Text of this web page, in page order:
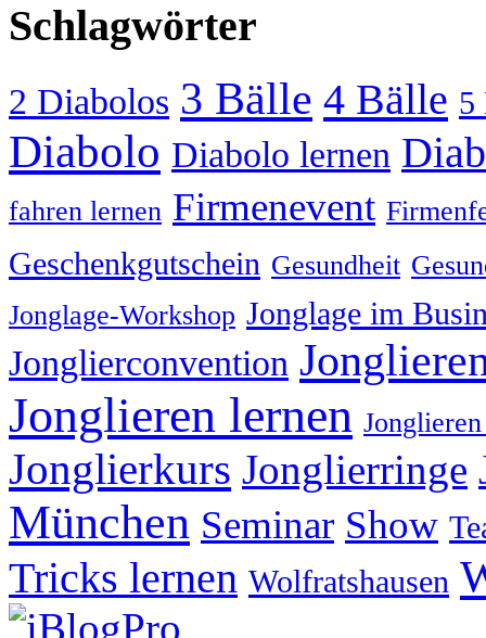
Schlagwörter
2 Diabolos 3 Bälle 4 Bälle 5
Diabolo Diabolo lernen
fahren lernen Firmenevent
Geschenkgutschein Gesundheit
Jonglage-Workshop Jonglage im
Jonglierconvention
Jonglieren lernen
Jonglierkurs Jonglierringe
München Seminar Show
Tricks lernen Wolfratshausen